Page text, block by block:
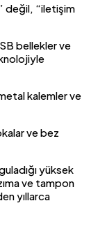
değil, “iletişim
bellekler ve
kalemler ve
ve bez
yüksek
ve tampon
yıllarca